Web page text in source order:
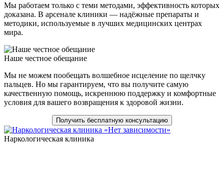
Мы работаем только с теми методами, эффективность которых
доказана. В арсенале клиники — надёжные препараты и
методики, используемые в лучших медицинских центрах
мира.
Наше честное обещание
Мы не можем пообещать волшебное исцеление по щелчку
пальцев. Но мы гарантируем, что вы получите самую
качественную помощь, искреннюю поддержку и комфортные
условия для вашего возвращения к здоровой жизни.
Получить бесплатную консультацию
Наркологическая клиника